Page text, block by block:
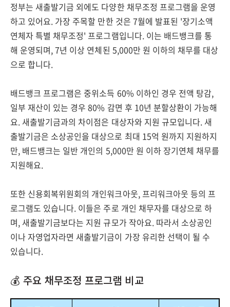
정부는 새출발기금 외에도 다양한 채무조정 프로그램을 운영
하고 있어요. 가장 주목할 만한 것은 7월에 발표된 '장기소액
연체자 특별 채무조정' 프로그램입니다. 이는 배드뱅크를 통
해 운영되며, 7년 이상 연체된 5,000만 원 이하의 채무를 대상
으로 합니다.
배드뱅크 프로그램은 중위소득 60% 이하인 경우 전액 탕감,
일부 재산이 있는 경우 80% 감면 후 10년 분할상환이 가능해
요. 새출발기금과의 차이점은 대상자와 지원 규모입니다. 새
출발기금은 소상공인을 대상으로 최대 15억 원까지 지원하지
만, 배드뱅크는 일반 개인의 5,000만 원 이하 장기연체 채무를
지원해요.
또한 신용회복위원회의 개인워크아웃, 프리워크아웃 등의 프
로그램도 있습니다. 이들은 주로 개인 채무자를 대상으로 하
며, 새출발기금보다는 지원 규모가 작아요. 따라서 소상공인
이나 자영업자라면 새출발기금이 가장 유리한 선택이 될 수
있습니다.
💰 주요 채무조정 프로그램 비교